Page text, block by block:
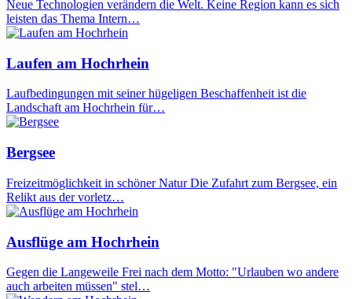
Neue Technologien verändern die Welt. Keine Region kann es sich
leisten das Thema Intern…
Laufen am Hochrhein
Laufbedingungen mit seiner hügeligen Beschaffenheit ist die
Landschaft am Hochrhein für…
Bergsee
Freizeitmöglichkeit in schöner Natur Die Zufahrt zum Bergsee, ein
Relikt aus der vorletz…
Ausflüge am Hochrhein
Gegen die Langeweile Frei nach dem Motto: "Urlauben wo andere
auch arbeiten müssen" stel…